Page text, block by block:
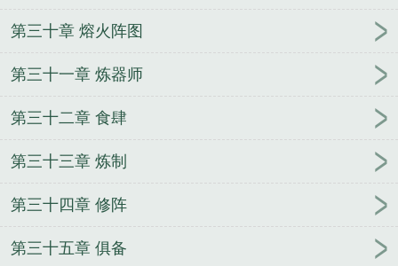
第三十章 熔火阵图
第三十一章 炼器师
第三十二章 食肆
第三十三章 炼制
第三十四章 修阵
第三十五章 俱备